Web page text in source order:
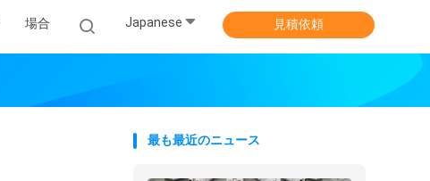
場合 Japanese 見積依頼
最も最近のニュース